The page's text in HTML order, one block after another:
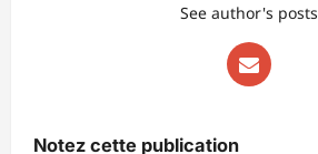
See author's posts
Notez cette publication